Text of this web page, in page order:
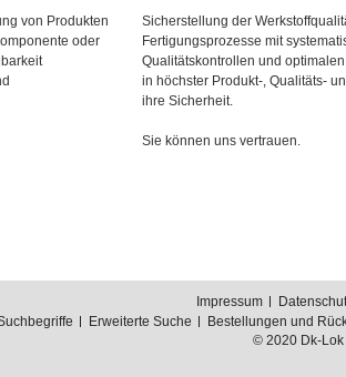
von Produkten
oder
Sicherstellung der
Fertigungsprozesse mit
Qualitätskontrollen und
in höchster Produkt-, Qualitäts-
ihre Sicherheit.
Sie können uns vertrauen.
Impressum
Erweiterte Suche Bestellungen und
© 2020 Dk-Lok